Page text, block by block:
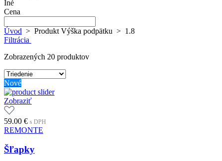
Iné
Cena
Úvod > Produkt Výška podpätku > 1.8
Filtrácia
Zobrazených 20 produktov
Nové
Zobraziť
59.00 € s DPH
REMONTE
Šľapky